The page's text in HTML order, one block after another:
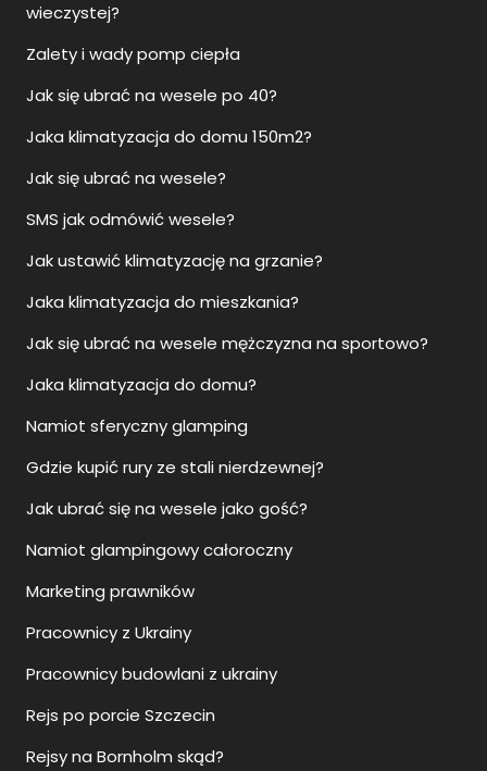
wieczystej?
Zalety i wady pomp ciepła
Jak się ubrać na wesele po 40?
Jaka klimatyzacja do domu 150m2?
Jak się ubrać na wesele?
SMS jak odmówić wesele?
Jak ustawić klimatyzację na grzanie?
Jaka klimatyzacja do mieszkania?
Jak się ubrać na wesele mężczyzna na sportowo?
Jaka klimatyzacja do domu?
Namiot sferyczny glamping
Gdzie kupić rury ze stali nierdzewnej?
Jak ubrać się na wesele jako gość?
Namiot glampingowy całoroczny
Marketing prawników
Pracownicy z Ukrainy
Pracownicy budowlani z ukrainy
Rejs po porcie Szczecin
Rejsy na Bornholm skąd?